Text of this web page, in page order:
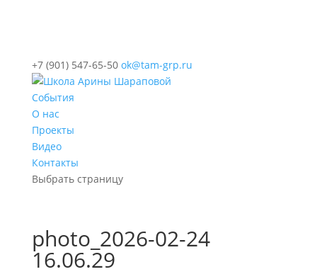
+7 (901) 547-65-50 ok@tam-grp.ru
События
О нас
Проекты
Видео
Контакты
Выбрать страницу
photo_2026-02-24
16.06.29